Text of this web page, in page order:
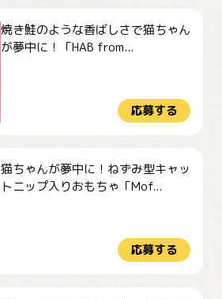
焼き鮭のような香ばしさで猫ちゃん
が夢中に！「HAB from...
応募する
猫ちゃんが夢中に！ねずみ型キャッ
トニップ入りおもちゃ「Mof...
応募する